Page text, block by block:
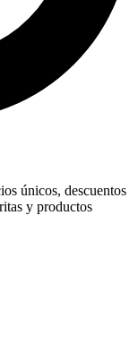
únicos, descuentos
y productos